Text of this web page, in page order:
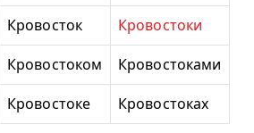
Кровосток
Кровостоки
Кровостоком
Кровостоками
Кровостоке Кровостоках